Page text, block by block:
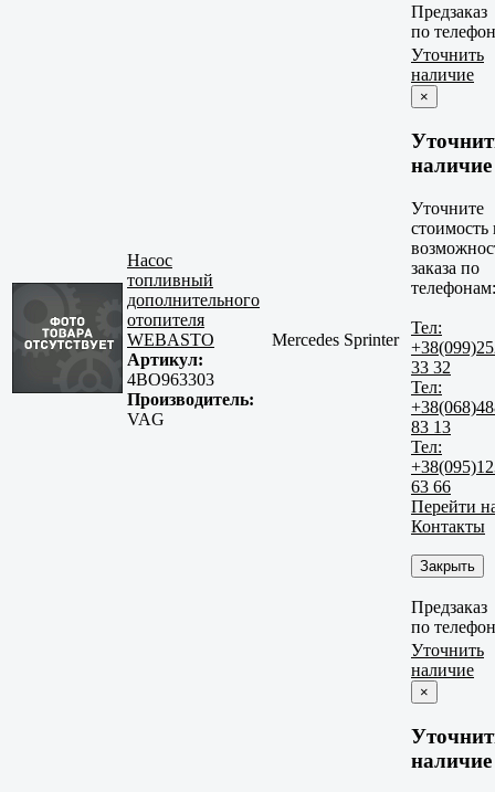
Предзаказ
по
Насос
топливный
дополнительного
отопителя
WEBASTO
Артикул:
4BO963303
Производитель:
VAG
Mercedes Sprinter
Уточнить
наличие
×
наличие
Уточните
стоимость
заказа по
телефонам:
Тел:
33 32
Тел:
83 13
Тел:
63 66
Перейти
Контакты
Закрыть
Предзаказ
по
Уточнить
наличие
×
наличие